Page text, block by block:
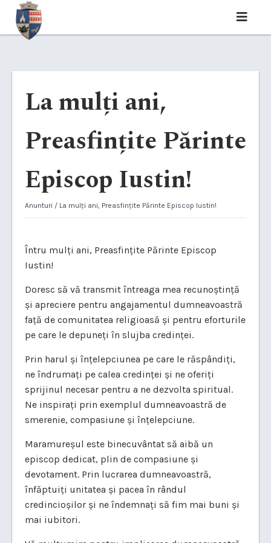
La mulți ani,
Preasfințite Părinte
Episcop Iustin!
Anunturi / La mulți ani, Preasfințite Părinte Episcop Iustin!
Întru mulți ani, Preasfințite Părinte Episcop
Iustin!
Doresc să vă transmit întreaga mea recunoștință
și apreciere pentru angajamentul dumneavoastră
față de comunitatea religioasă și pentru eforturile
pe care le depuneți în slujba credinței.
Prin harul și înțelepciunea pe care le răspândiți,
ne îndrumați pe calea credinței și ne oferiți
sprijinul necesar pentru a ne dezvolta spiritual.
Ne inspirați prin exemplul dumneavoastră de
smerenie, compasiune și înțelepciune.
Maramureșul este binecuvântat să aibă un
episcop dedicat, plin de compasiune și
devotament. Prin lucrarea dumneavoastră,
înfăptuiți unitatea și pacea în rândul
credincioșilor și ne îndemnați să fim mai buni și
mai iubitori.